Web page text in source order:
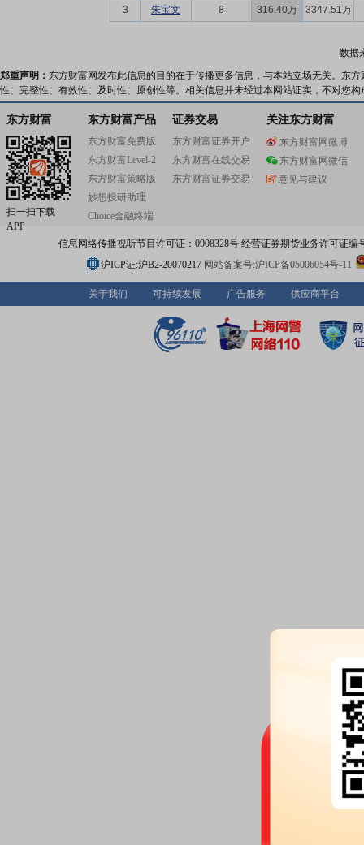
3
朱宝文 8 316.40万 3347.51万
数据
郑重声明： 东方财富网发布此信息的目的在于传播更多信息，与本站立场无关。东
性、完整性、有效性、及时性、原创性等。相关信息并未经过本网站证实，不对您
东方财富
扫一扫下载
APP
东方财富产品
东方财富免费版
东方财富Level-2
东方财富策略版
妙想投研助理
Choice金融终端
证券交易
东方财富证券开户
东方财富在线交易
东方财富证券交易
关注东方财富
东方财富网微博
东方财富网微信
意见与建议
信息网络传播视听节目许可证：0908328号 经营证券期货业务许可证编
沪ICP证:沪B2-20070217 网站备案号:沪ICP备05006054号-11
关于我们 可持续发展 广告服务 供应商平台